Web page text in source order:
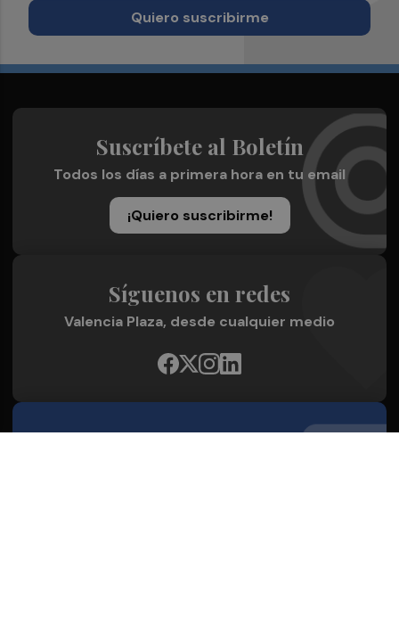
Quiero suscribirme
Suscríbete al Boletín
Todos los días a primera hora en tu email
¡Quiero suscribirme!
Síguenos en redes
Valencia Plaza, desde cualquier medio
Quienes Somos